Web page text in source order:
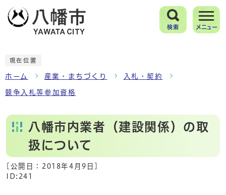
検索 メニュー
現在位置
ホーム 産業・まちづくり 入札・契約
競争入札等参加資格
八幡市内業者（建設関係）の取
扱について
[公開日： 2018年4月9日
ID:241